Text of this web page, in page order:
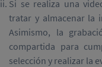
Si se realiza una
tratar y almacenar la
Asimismo, la
compartida para
selección y realizar la